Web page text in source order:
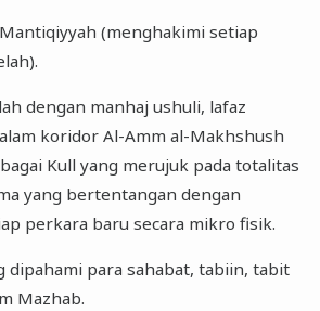
(menghakimi setiap
dengan manhaj ushuli, lafaz
koridor Al-Amm al-Makhshush
Kull yang merujuk pada totalitas
yang bertentangan dengan
perkara baru secara mikro fisik.
dipahami para sahabat, tabiin, tabit
Mazhab.